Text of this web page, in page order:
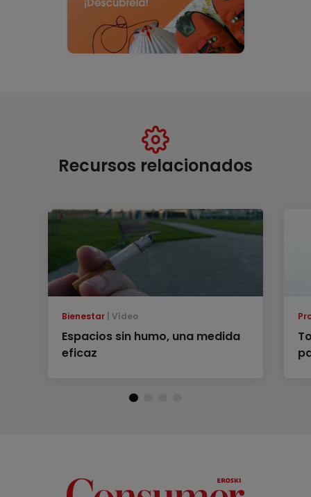
Recursos relacionados
Bienestar Vídeo
Espacios sin humo, una medida
eficaz